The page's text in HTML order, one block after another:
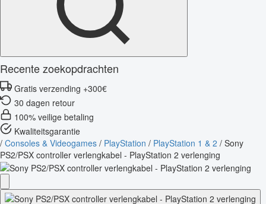
Recente zoekopdrachten
Gratis verzending +300€
30 dagen retour
100% veilige betaling
Kwaliteitsgarantie
/ Consoles & Videogames / PlayStation / PlayStation 1 & 2 / Sony
PS2/PSX controller verlengkabel - PlayStation 2 verlenging